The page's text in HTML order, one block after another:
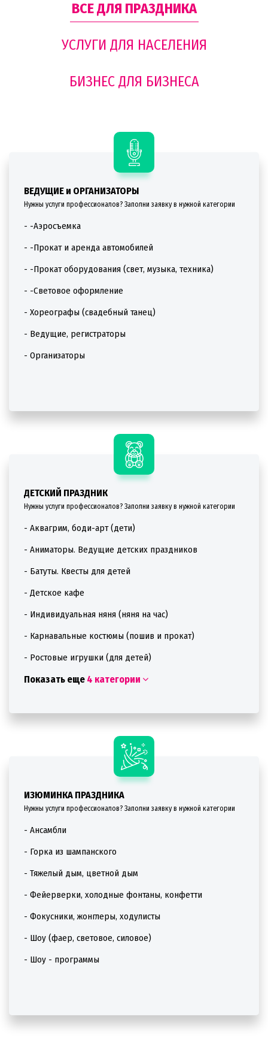
ВСЕ ДЛЯ ПРАЗДНИКА
УСЛУГИ ДЛЯ НАСЕЛЕНИЯ
БИЗНЕС ДЛЯ БИЗНЕСА
ВЕДУЩИЕ и ОРГАНИЗАТОРЫ
Нужны услуги профессионалов? Заполни заявку в нужной категории
- -Аэросъемка
- -Прокат и аренда автомобилей
- -Прокат оборудования (свет, музыка, техника)
- -Световое оформление
- Хореографы (свадебный танец)
- Ведущие, регистраторы
- Организаторы
ДЕТСКИЙ ПРАЗДНИК
Нужны услуги профессионалов? Заполни заявку в нужной категории
- Аквагрим, боди-арт (дети)
- Аниматоры. Ведущие детских праздников
- Батуты. Квесты для детей
- Детское кафе
- Индивидуальная няня (няня на час)
- Карнавальные костюмы (пошив и прокат)
- Ростовые игрушки (для детей)
Показать еще 4 категории
ИЗЮМИНКА ПРАЗДНИКА
Нужны услуги профессионалов? Заполни заявку в нужной категории
- Ансамбли
- Горка из шампанского
- Тяжелый дым, цветной дым
- Фейерверки, холодные фонтаны, конфетти
- Фокусники, жонглеры, ходулисты
- Шоу (фаер, световое, силовое)
- Шоу - программы